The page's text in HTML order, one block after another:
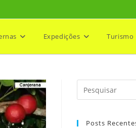
Expedições Turismo
Posts